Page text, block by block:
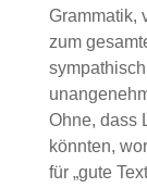
Grammatik,
zum
Ohne, dass
könnten,
für „gute